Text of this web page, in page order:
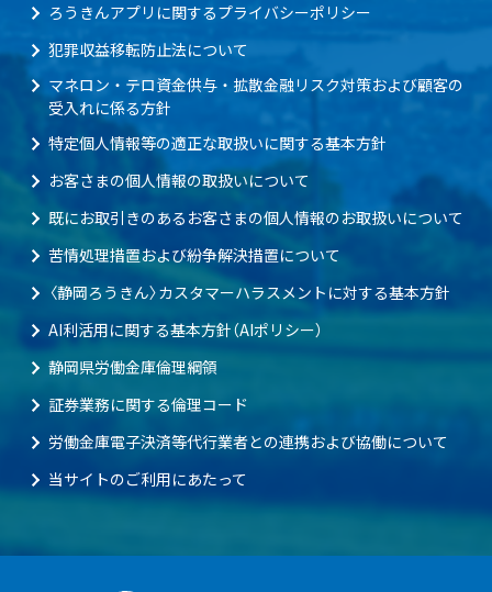
ろうきんアプリに関するプライバシーポリシー
犯罪収益移転防止法について
マネロン・テロ資金供与・拡散金融リスク対策および顧客の
受入れに係る方針
特定個人情報等の適正な取扱いに関する基本方針
お客さまの個人情報の取扱いについて
既にお取引きのあるお客さまの個人情報のお取扱いについて
苦情処理措置および紛争解決措置について
〈静岡ろうきん〉カスタマーハラスメントに対する基本方針
AI利活用に関する基本方針（AIポリシー）
静岡県労働金庫倫理綱領
証券業務に関する倫理コード
労働金庫電子決済等代行業者との連携および協働について
当サイトのご利用にあたって